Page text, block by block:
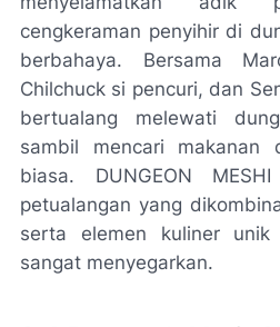
cengkeraman penyihir di
berbahaya. Bersama
Chilchuck si pencuri, dan
bertualang melewati
sambil mencari
biasa. DUNGEON
petualangan yang
serta elemen kuliner unik
sangat menyegarkan.